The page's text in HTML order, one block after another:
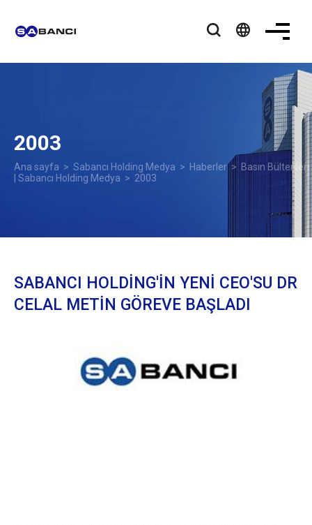
language
2003
Ana sayfa > Sabancı Holding Medya > Haberler> Basın Bültenleri
| Sabancı Holding Medya > 2003
SABANCI HOLDİNG'İN YENİ CEO'SU DR
CELAL METİN GÖREVE BAŞLADI